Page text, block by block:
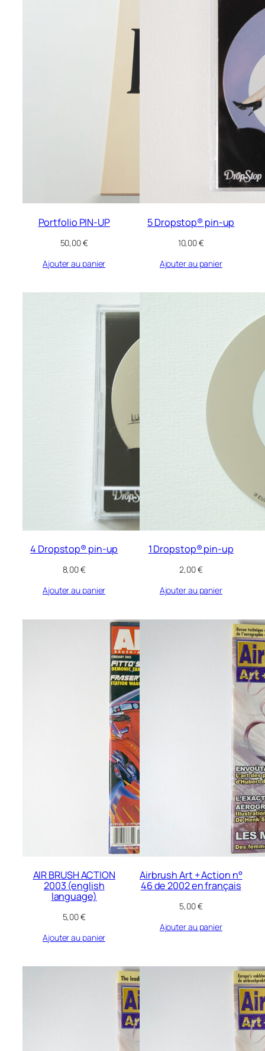
Portfolio PIN-UP
50,00€
Ajouter au panier
5 Dropstop® pin-up
10,00€
Ajouter au panier
4 Dropstop® pin-up
8,00€
Ajouter au panier
1 Dropstop® pin-up
2,00€
Ajouter au panier
AIR BRUSH ACTION
2003 (english
language)
5,00€
Ajouter au panier
Airbrush Art + Action n°
46 de 2002 en français
5,00€
Ajouter au panier